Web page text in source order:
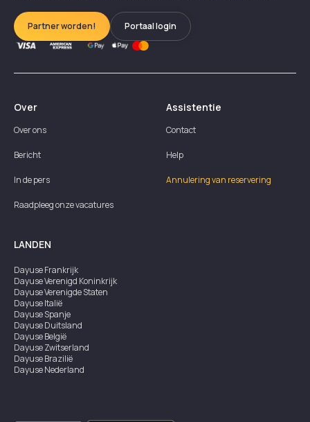
Partner worden! Portaal login
Over
Over ons
Bericht
In de pers
Raadpleeg onze vacatures
Assistentie
Contact
Help
Annulering van reservering
LANDEN
DayuseFrankrijk
DayuseVerenigd Koninkrijk
DayuseVerenigde Staten
DayuseItalië
DayuseSpanje
DayuseDuitsland
DayuseBelgië
DayuseZwitserland
DayuseBrazilië
DayuseNederland